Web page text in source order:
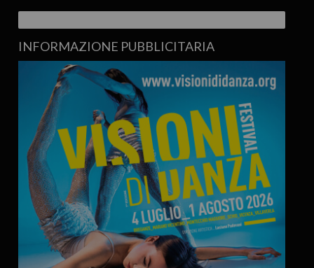
INFORMAZIONE PUBBLICITARIA